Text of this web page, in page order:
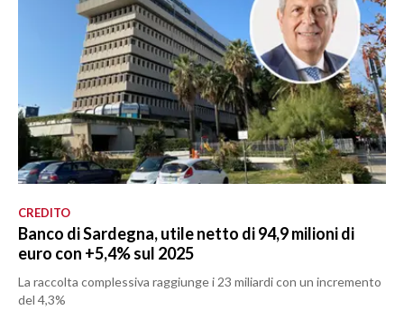
CREDITO
Banco di Sardegna, utile netto di 94,9 milioni di
euro con +5,4% sul 2025
La raccolta complessiva raggiunge i 23 miliardi con un incremento
del 4,3%